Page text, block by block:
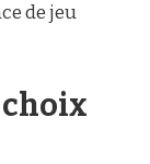
de jeu